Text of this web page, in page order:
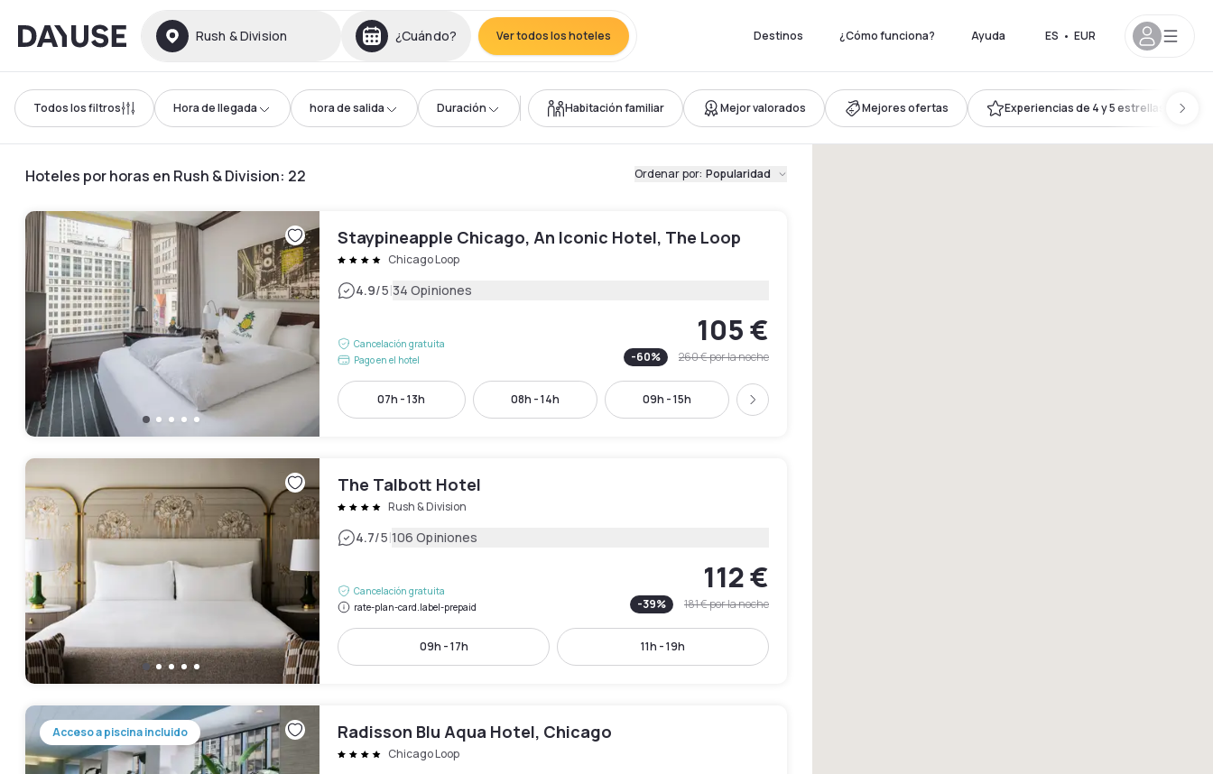
Dayuse Rush & Division ¿Cuándo? Ver todos los hoteles Destinos ¿Cómo funciona? Ayuda ES • EUR
Todos los filtros Hora de llegada hora de salida Duración Habitación familiar Mejor valorados Mejores ofertas Experiencias de 4 y 5 estrellas
Hoteles por horas en Rush & Division: 22 Ordenar por: Popularidad
Staypineapple Chicago, An Iconic Hotel, The Loop
Chicago Loop
4.9/5|34 Opiniones
Cancelación gratuita
Pago en el hotel
105 €
-60% 260 €por la noche
07h - 13h 08h - 14h 09h - 15h Siguiente
The Talbott Hotel
Rush & Division
4.7/5|106 Opiniones
Cancelación gratuita
rate-plan-card.label-prepaid
112 €
-39% 181 €por la noche
09h - 17h 11h - 19h
Acceso a piscina incluido Radisson Blu Aqua Hotel, Chicago
Chicago Loop